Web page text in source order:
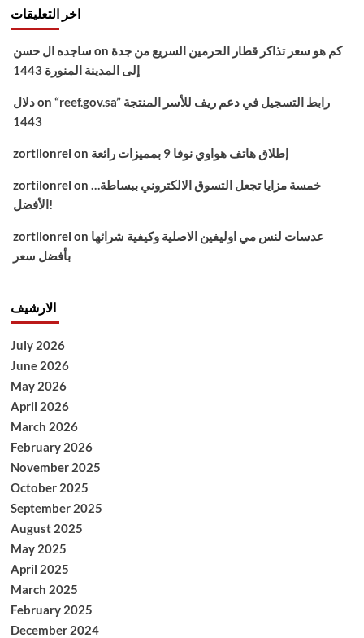
اخر التعليقات
ساجده ال حسن on كم هو سعر تذاكر قطار الحرمين السريع من جدة
إلى المدينة المنورة 1443
دلالon “reef.gov.sa” رابط التسجيل في دعم ريف للأسر المنتجة
1443
zortilonrel on إطلاق هاتف هواوي نوفا 9 بمميزات رائعة
zortilonrel on خمسة مزايا تجعل التسوق الالكتروني ببساطة…
الأفضل!
zortilonrel on عدسات لنس مي اوليفين الاصلية وكيفية شرائها
بأفضل سعر
الارشيف
July 2026
June 2026
May 2026
April 2026
March 2026
February 2026
November 2025
October 2025
September 2025
August 2025
May 2025
April 2025
March 2025
February 2025
December 2024